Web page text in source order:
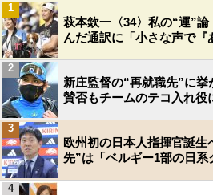
萩本欽一〈34〉私の“運”
んだ通訳に「小さな声で『
1
新庄監督の“再就職先”に
賛否もチームのテコ入れ役
2
欧州初の日本人指揮官誕生
先”は「ベルギー1部の日系
3
4